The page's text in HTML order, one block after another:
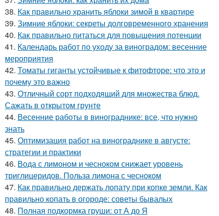
38. Как правильно хранить яблоки зимой в квартире
39. Зимние яблоки: секреты долговременного хранения
40. Как правильно питаться для повышения потенции
41. Календарь работ по уходу за виноградом: весенние
мероприятия
42. Томаты гиганты устойчивые к фитофторе: что это и
почему это важно
43. Отличный сорт подходящий для множества блюд.
Сажать в открытом грунте
44. Весенние работы в винограднике: все, что нужно
знать
45. Оптимизация работ на винограднике в августе:
стратегии и практики
46. Вода с лимоном и чесноком снижает уровень
триглицеридов. Польза лимона с чесноком
47. Как правильно держать лопату при копке земли. Как
правильно копать в огороде: советы бывалых
48. Полная подкормка груши: от А до Я